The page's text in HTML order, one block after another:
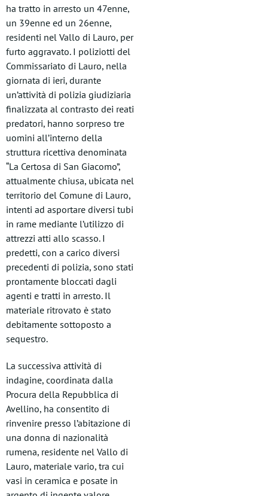
ha tratto in arresto un 47enne,
un 39enne ed un 26enne,
residenti nel Vallo di Lauro, per
furto aggravato. I poliziotti del
Commissariato di Lauro, nella
giornata di ieri, durante
un’attività di polizia giudiziaria
finalizzata al contrasto dei reati
predatori, hanno sorpreso tre
uomini all’interno della
struttura ricettiva denominata
“La Certosa di San Giacomo”,
attualmente chiusa, ubicata nel
territorio del Comune di Lauro,
intenti ad asportare diversi tubi
in rame mediante l’utilizzo di
attrezzi atti allo scasso. I
predetti, con a carico diversi
precedenti di polizia, sono stati
prontamente bloccati dagli
agenti e tratti in arresto. Il
materiale ritrovato è stato
debitamente sottoposto a
sequestro.
La successiva attività di
indagine, coordinata dalla
Procura della Repubblica di
Avellino, ha consentito di
rinvenire presso l’abitazione di
una donna di nazionalità
rumena, residente nel Vallo di
Lauro, materiale vario, tra cui
vasi in ceramica e posate in